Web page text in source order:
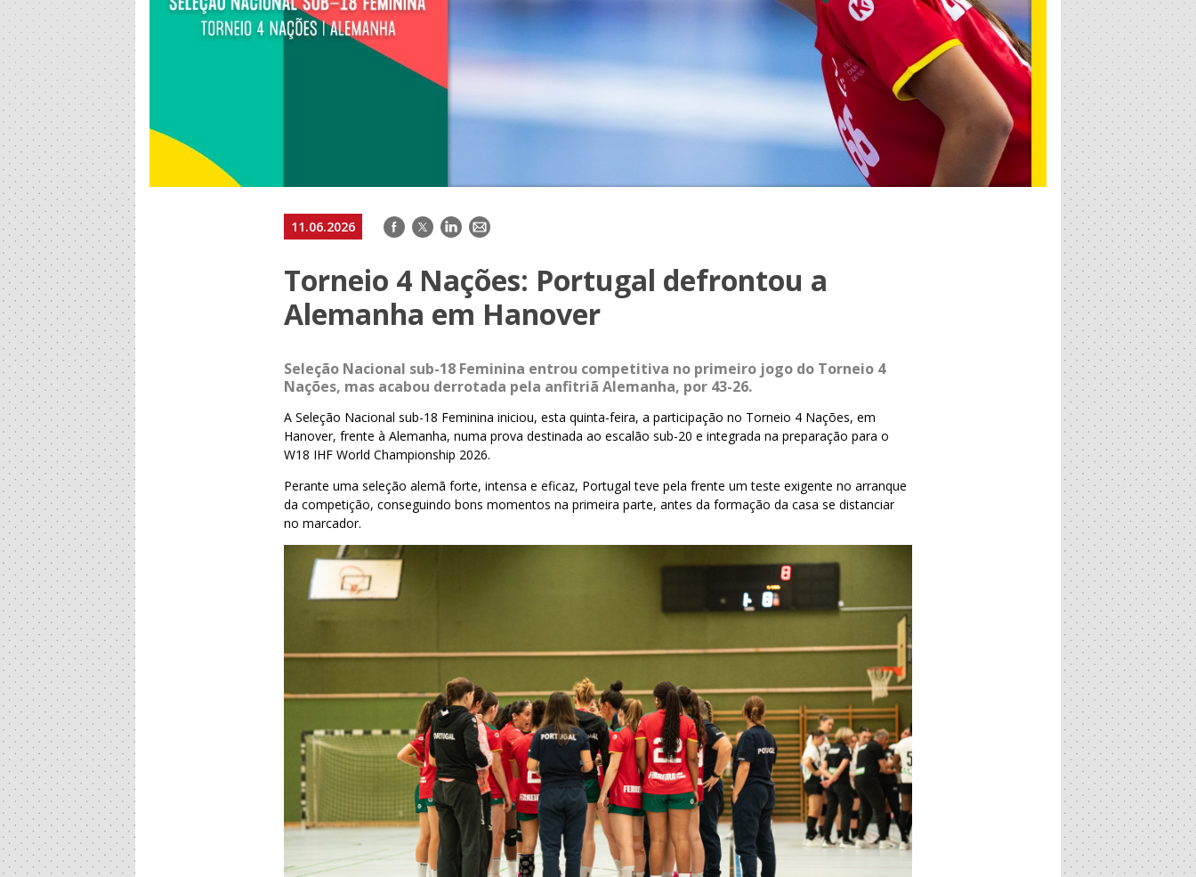
11.06.2026 Facebook
TwitterLinkedIn
E-
Torneio 4 Nações: Portugal defrontou a
Alemanha em Hanover
Seleção Nacional sub-18 Feminina entrou competitiva no primeiro jogo do Torneio 4
Nações, mas acabou derrotada pela anfitriã Alemanha, por 43-26.
A Seleção Nacional sub-18 Feminina iniciou, esta quinta-feira, a participação no Torneio 4 Nações, em
Hanover, frente à Alemanha, numa prova destinada ao escalão sub-20 e integrada na preparação para o
W18 IHF World Championship 2026.
Perante uma seleção alemã forte, intensa e eficaz, Portugal teve pela frente um teste exigente no arranque
da competição, conseguindo bons momentos na primeira parte, antes da formação da casa se distanciar
no marcador.